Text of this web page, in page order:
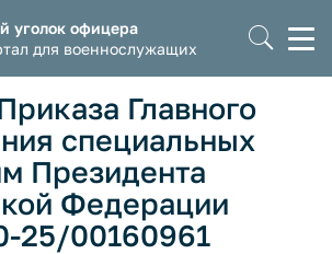
уголок офицера
для военнослужащих
Главного
специальных
Президента
Федерации
25/00160961